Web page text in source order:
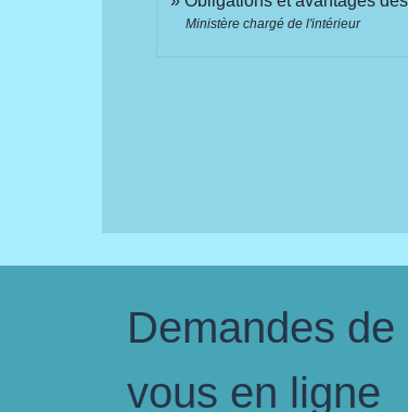
Ministère chargé de l'intérieur
Demandes
vous en ligne